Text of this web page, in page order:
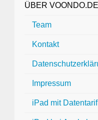
ÜBER VOONDO.DE
Team
Kontakt
Impressum
iPad mit Datentarif